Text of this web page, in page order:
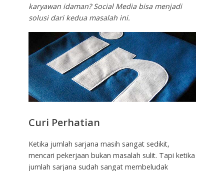
karyawan idaman? Social Media bisa menjadi
solusi dari kedua masalah ini.
Curi Perhatian
Ketika jumlah sarjana masih sangat sedikit,
mencari pekerjaan bukan masalah sulit. Tapi ketika
jumlah sarjana sudah sangat membeludak